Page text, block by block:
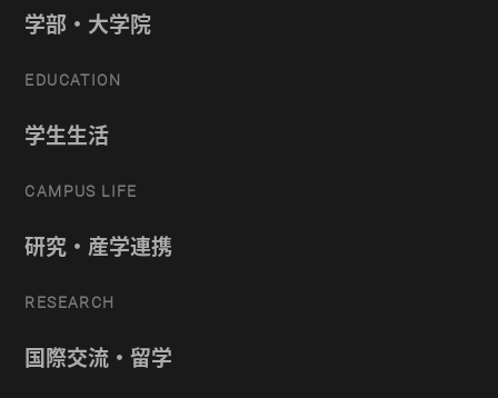
学部・大学院
EDUCATION
学生生活
CAMPUS LIFE
研究・産学連携
RESEARCH
国際交流・留学